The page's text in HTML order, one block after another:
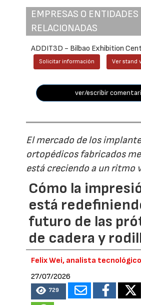
EMPRESAS O ENTIDADES
RELACIONADAS
ADDIT3D - Bilbao Exhibition
Solicitar información Ver stand
ver/escribir
El mercado de los
ortopédicos fabricados
está creciendo a un ritmo
Cómo la
está
futuro de las
de cadera y
Felix Wei, analista
27/07/2026
729